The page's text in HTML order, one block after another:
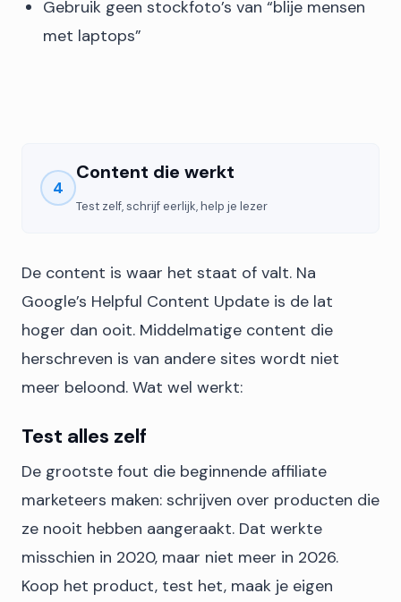
Gebruik geen stockfoto’s van “blije mensen
met laptops”
4
Content die werkt
Test zelf, schrijf eerlijk, help je lezer
De content is waar het staat of valt. Na
Google’s Helpful Content Update is de lat
hoger dan ooit. Middelmatige content die
herschreven is van andere sites wordt niet
meer beloond. Wat wel werkt:
Test alles zelf
De grootste fout die beginnende affiliate
marketeers maken: schrijven over producten die
ze nooit hebben aangeraakt. Dat werkte
misschien in 2020, maar niet meer in 2026.
Koop het product, test het, maak je eigen